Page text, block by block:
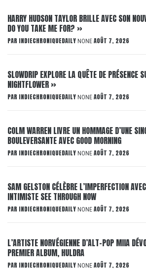
HARRY HUDSON TAYLOR BRILLE AVEC SON
DO YOU TAKE ME FOR? »
PAR INDIECHRONIQUEDAILY NONE AOÛT 7, 2026
SLOWDRIP EXPLORE LA QUÊTE DE PRÉSENCE
NIGHTFLOWER »
PAR INDIECHRONIQUEDAILY NONE AOÛT 7, 2026
COLM WARREN LIVRE UN HOMMAGE D’UNE
BOULEVERSANTE AVEC GOOD MORNING
PAR INDIECHRONIQUEDAILY NONE AOÛT 7, 2026
SAM GELSTON CÉLÈBRE L’IMPERFECTION
INTIMISTE SEE THROUGH NOW
PAR INDIECHRONIQUEDAILY NONE AOÛT 7, 2026
L’ARTISTE NORVÉGIENNE D’ALT-POP MIIA
PREMIER ALBUM, HULDRA
PAR INDIECHRONIQUEDAILY NONE AOÛT 7, 2026